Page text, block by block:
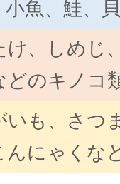
小魚、鮭、
け、しめじ
どのキノコ
いも、さつ
んにゃくな